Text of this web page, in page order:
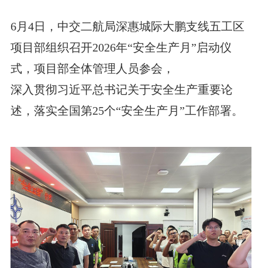
6月4日，中交二航局深惠城际大鹏支线五工区
项目部组织召开2026年“安全生产月”启动仪
式，项目部全体管理人员参会，
深入贯彻习近平总书记关于安全生产重要论
述，落实全国第25个“安全生产月”工作部署。